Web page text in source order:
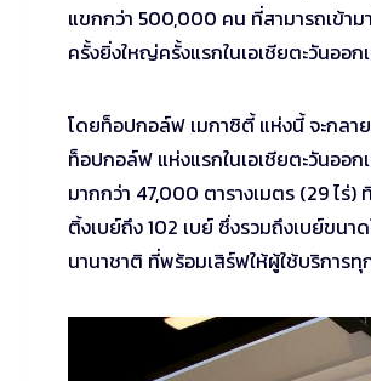
แขกกว่า 500,000 คน ที่สามารถเข้า
ครั้งยิ่งใหญ่ครั้งแรกในเอเชียตะวันออก
โดยท็อปกอล์ฟ เมกาซิตี้ แห่งนี้ จะกลา
ท็อปกอล์ฟ แห่งแรกในเอเชียตะวันออ
มากกว่า 47,000 ตารางเมตร (29 ไร่
ติ้งเบย์ถึง 102 เบย์ ซึ่งรวมถึงเบย์ขน
นานาชาติ ที่พร้อมเสิร์ฟให้ผู้ใช้บริการ